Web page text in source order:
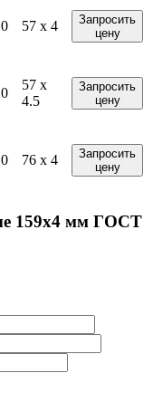
57 x 4
Запросить
цену
57 x
4.5
Запросить
цену
76 x 4
Запросить
цену
159x4 мм ГОСТ